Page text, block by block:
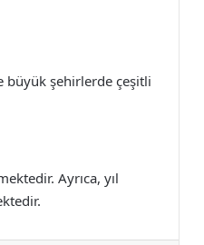
büyük şehirlerde çeşitli
Ayrıca, yıl